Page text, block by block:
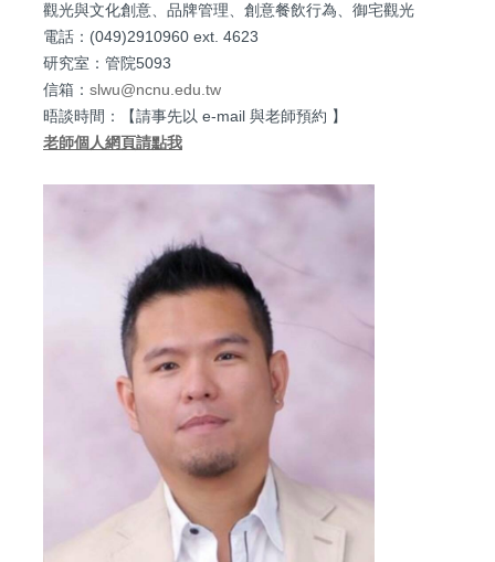
觀光與文化創意、品牌管理、創意餐飲行為、御宅觀光
電話：(049)2910960 ext. 4623
研究室：管院5093
信箱： slwu@ncnu.edu.tw
晤談時間：【請事先以 e-mail 與老師預約 】
老師個人網頁請點我